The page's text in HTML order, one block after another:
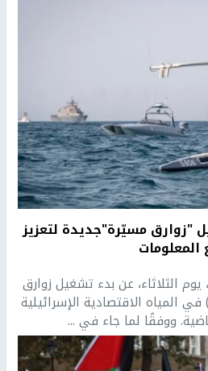
"زوارق مسيّرة"جديدة لتعزيز
يوم الثلاثاء، عن بدء تشغيل زوارق
المياه الاقتصادية الإسرائيلية
ووفقًا لما جاء في ...